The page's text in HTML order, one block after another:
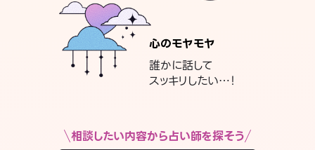
心のモヤモヤ
誰かに話して
スッキリしたい…！
相談したい内容から占い師を探そう